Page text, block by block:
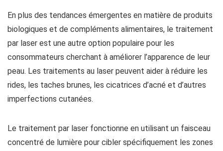
En plus des tendances émergentes en matière de produits
biologiques et de compléments alimentaires, le traitement
par laser est une autre option populaire pour les
consommateurs cherchant à améliorer l’apparence de leur
peau. Les traitements au laser peuvent aider à réduire les
rides, les taches brunes, les cicatrices d’acné et d’autres
imperfections cutanées.
Le traitement par laser fonctionne en utilisant un faisceau
concentré de lumière pour cibler spécifiquement les zones